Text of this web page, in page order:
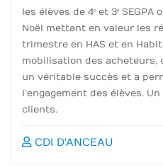
les élèves de 4ᵉ et 3ᵉ
Noël mettant en valeur les
trimestre en HAS et en
mobilisation des acheteurs,
un véritable succès et a
l’engagement des élèves.
clients.
CDI D'ANCEAU